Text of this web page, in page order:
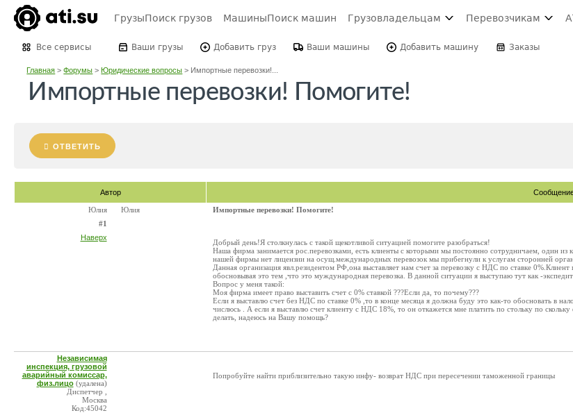
ГрузыПоиск грузов МашиныПоиск машин Грузовладельцам Перевозчикам
Все сервисы Ваши грузы Добавить груз Ваши машины Добавить машину Заказы
Главная >Форумы >Юридические вопросы > Импортные перевозки!...
Импортные перевозки! Помогите!
ОТВЕТИТЬ
Автор
Юлия
#1
Наверх
Юлия Импортные перевозки! Помогите!
Добрый день!Я столкнулась с такой щекотливой ситуацией помогите разобраться!
Наша фирма занимается рос.перевозками, есть клиенты с которыми мы постоянно сотрудничаем, один из
нашей фирмы нет лицензии на осущ.международных перевозок мы прибегнули к услугам сторонней
Данная организация явл.резидентом РФ,она выставляет нам счет за перевозку с НДС по ставке
обосновывая это тем ,что это муждународная перевозка. В данной ситуации я выступаю тут как -
Вопрос у меня такой:
Моя фирма имеет право выставить счет с 0% ставкой ???Если да, то почему???
Если я выставлю счет без НДС по ставке 0% ,то в конце месяца я должна буду это как-то обосновать в
числюсь . А если я выставлю счет клиенту с НДС 18%, то он откажется мне платить по стольку по
делать, надеюсь на Вашу помощь?
Независимая
инспекция, грузовой
аварийный комиссар,
физ.лицо (удалена)
Диспетчер ,
Москва
Код:45042
Попробуйте найти приблизительно такую инфу- возврат НДС при пересечении таможенной границы